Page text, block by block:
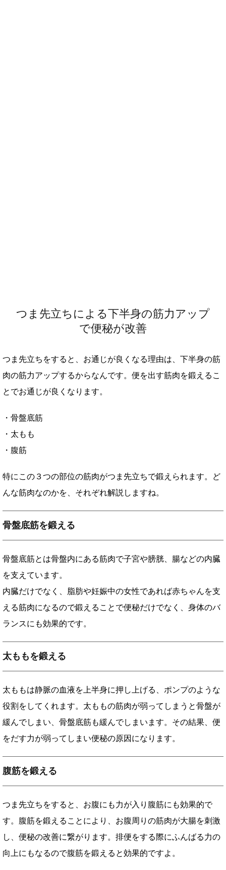
つま先立ちによる下半身の筋力アップ
で便秘が改善
つま先立ちをすると、お通じが良くなる理由は、下半身の筋
肉の筋力アップするからなんです。便を出す筋肉を鍛えるこ
とでお通じが良くなります。
・骨盤底筋
・太もも
・腹筋
特にこの３つの部位の筋肉がつま先立ちで鍛えられます。ど
んな筋肉なのかを、それぞれ解説しますね。
骨盤底筋を鍛える
骨盤底筋とは骨盤内にある筋肉で子宮や膀胱、腸などの内臓
を支えています。
内臓だけでなく、脂肪や妊娠中の女性であれば赤ちゃんを支
える筋肉になるので鍛えることで便秘だけでなく、身体のバ
ランスにも効果的です。
太ももを鍛える
太ももは静脈の血液を上半身に押し上げる、ポンプのような
役割をしてくれます。太ももの筋肉が弱ってしまうと骨盤が
緩んでしまい、骨盤底筋も緩んでしまいます。その結果、便
をだす力が弱ってしまい便秘の原因になります。
腹筋を鍛える
つま先立ちをすると、お腹にも力が入り腹筋にも効果的で
す。腹筋を鍛えることにより、お腹周りの筋肉が大腸を刺激
し、便秘の改善に繋がります。排便をする際にふんばる力の
向上にもなるので腹筋を鍛えると効果的ですよ。